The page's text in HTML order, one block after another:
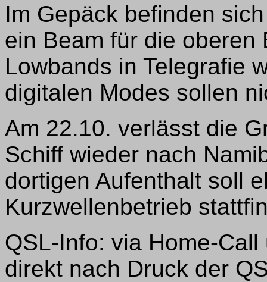
Im Gepäck befinden
ein Beam für die oberen
Lowbands in Telegrafie
digitalen Modes sollen
Am 22.10. verlässt die
Schiff wieder nach
dortigen Aufenthalt soll
Kurzwellenbetrieb
QSL-Info: via Home-
direkt nach Druck der